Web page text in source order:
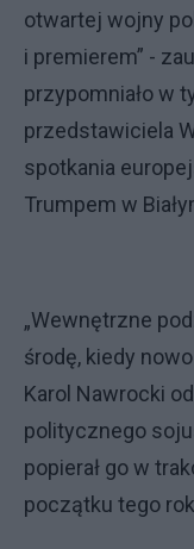
otwartej wojny
i premierem” -
przypomniało w
przedstawiciela
spotkania
Trumpem w
„Wewnętrzne
środę, kiedy
Karol Nawrocki
politycznego
popierał go w
początku tego